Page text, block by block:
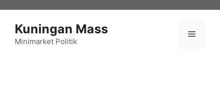
Kuningan Mass
Minimarket Politik
Menu